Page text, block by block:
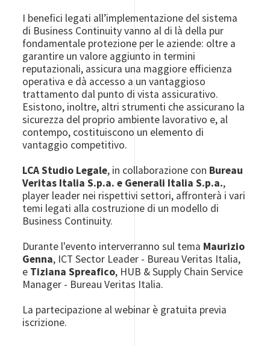
I benefici legati all’implementazione del sistema
di Business Continuity vanno al di là della pur
fondamentale protezione per le aziende: oltre a
garantire un valore aggiunto in termini
reputazionali, assicura una maggiore efficienza
operativa e dà accesso a un vantaggioso
trattamento dal punto di vista assicurativo.
Esistono, inoltre, altri strumenti che assicurano la
sicurezza del proprio ambiente lavorativo e, al
contempo, costituiscono un elemento di
vantaggio competitivo.
LCA Studio Legale, in collaborazione con Bureau
Veritas Italia S.p.a. e Generali Italia S.p.a.,
player leader nei rispettivi settori, affronterà i vari
temi legati alla costruzione di un modello di
Business Continuity.
Durante l'evento interverranno sul tema Maurizio
Genna, ICT Sector Leader - Bureau Veritas Italia,
e Tiziana Spreafico, HUB & Supply Chain Service
Manager - Bureau Veritas Italia.
La partecipazione al webinar è gratuita previa
iscrizione.